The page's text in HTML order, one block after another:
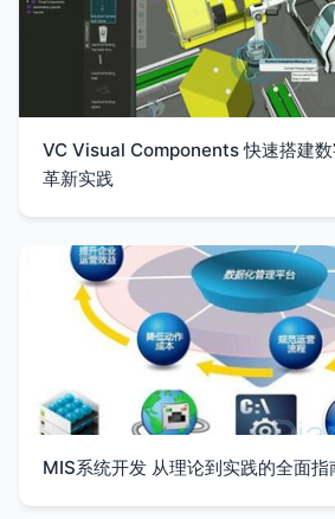
VC Visual Components 快速搭建数
革新实践
MIS系统开发 从理论到实践的全面指